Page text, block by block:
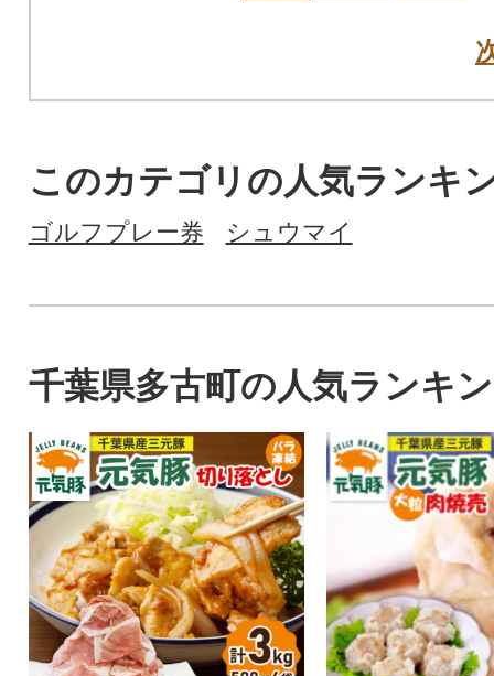
このカテゴリの人気ランキ
ゴルフプレー券 シュウマイ
千葉県多古町の人気ランキ